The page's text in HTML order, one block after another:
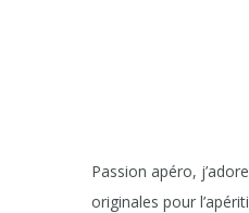
Passion apéro,
originales pour